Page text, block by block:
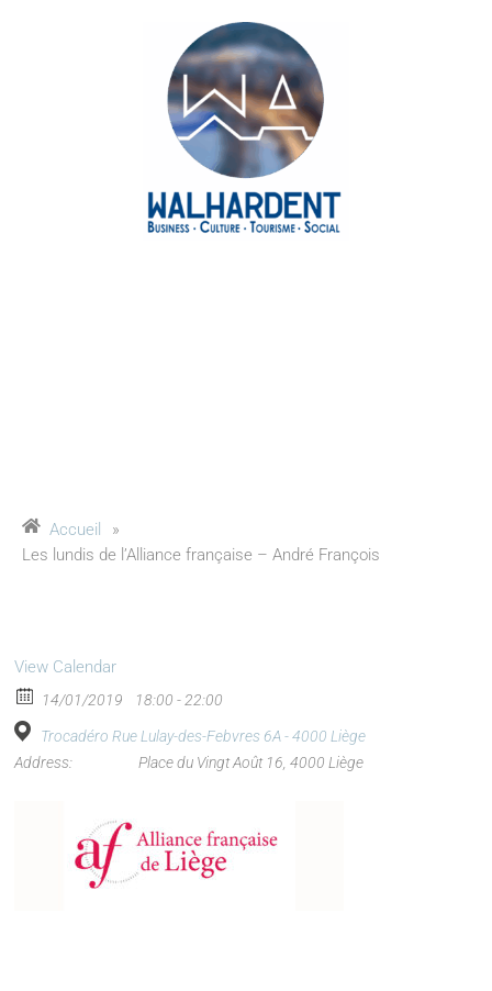
Accueil
»
Les lundis de l’Alliance française – André François
View Calendar
14/01/2019 18:00 - 22:00
Trocadéro Rue Lulay-des-Febvres 6A - 4000 Liège
Address:
Place du Vingt Août 16, 4000 Liège